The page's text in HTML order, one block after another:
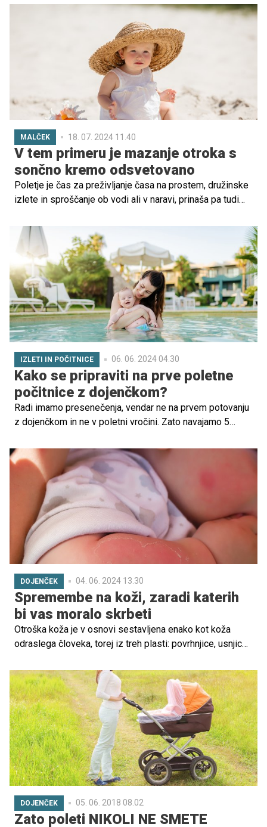
prekomerne izpostavljenosti sončnim žarkom? Odgovarja
pediatrinja Suzana Škorjanc Antolič.
MALČEK 18. 07. 2024 11.40
V tem primeru je mazanje otroka s
sončno kremo odsvetovano
Poletje je čas za preživljanje časa na prostem, družinske
izlete in sproščanje ob vodi ali v naravi, prinaša pa tudi
izpostavljeni najmlajši, pa ne samo zaradi večje
verjetnosti padcev in nesreč. Še veliko večjo nevarnost
predstavljajo situacije, v katerih se bodo zagotovo znašli,
a ne bodo niti vedeli, da lahko predstavljajo izjemno
veliko tveganje. Za katere situacije gre?
IZLETI IN POČITNICE 06. 06. 2024 04.30
Kako se pripraviti na prve poletne
počitnice z dojenčkom?
Radi imamo presenečenja, vendar ne na prvem potovanju
z dojenčkom in ne v poletni vročini. Zato navajamo 5
dojenčkom. Preverite, kaj vse morate kot novopečeni
starši vedeti.
DOJENČEK 04. 06. 2024 13.30
Spremembe na koži, zaradi katerih
bi vas moralo skrbeti
Otroška koža je v osnovi sestavljena enako kot koža
odraslega človeka, torej iz treh plasti: povrhnjice, usnjice
za okoli 50 % tanjša in manj poraščena, obsega manjšo
površino, povrhnjica in usnjica sta slabše povezani, manj
so aktivne žleze znojnice in lojnice ter melanociti. Ta
odstopanja se uskladijo nekje do sredine pubertete, v
vmesnem času, še posebej v prvem letu življenja, pa se
lahko na dojenčkovi koži pojavijo spremembe, ki jih je
dobro poznati, da boste znali pravilno postopati, če se
pojavijo.
DOJENČEK 05. 06. 2018 08.02
Zato poleti NIKOLI NE SMETE